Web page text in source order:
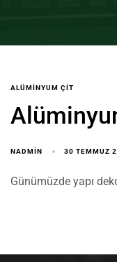
ALÜMINYUM ÇIT
NADMIN 30 TEMMUZ
Günümüzde yapı